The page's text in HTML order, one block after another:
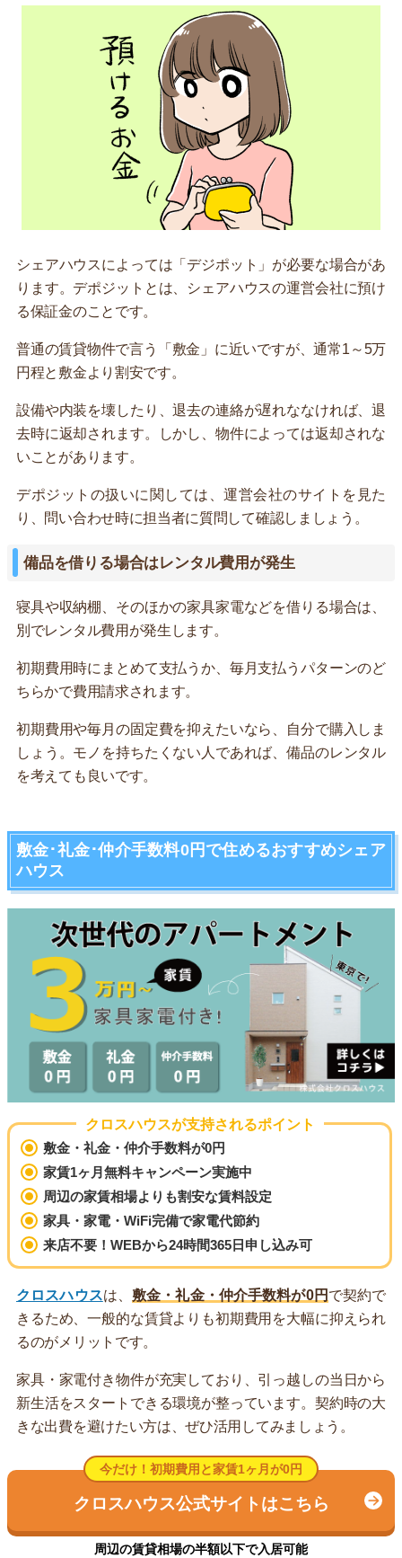
シェアハウスによっては「デジポット」が必要な場合があ
ります。デポジットとは、シェアハウスの運営会社に預け
る保証金のことです。
普通の賃貸物件で言う「敷金」に近いですが、通常1～5万
円程と敷金より割安です。
設備や内装を壊したり、退去の連絡が遅れななければ、退
去時に返却されます。しかし、物件によっては返却されな
いことがあります。
デポジットの扱いに関しては、運営会社のサイトを見た
り、問い合わせ時に担当者に質問して確認しましょう。
備品を借りる場合はレンタル費用が発生
寝具や収納棚、そのほかの家具家電などを借りる場合は、
別でレンタル費用が発生します。
初期費用時にまとめて支払うか、毎月支払うパターンのど
ちらかで費用請求されます。
初期費用や毎月の固定費を抑えたいなら、自分で購入しま
しょう。モノを持ちたくない人であれば、備品のレンタル
を考えても良いです。
敷金･礼金･仲介手数料0円で住めるおすすめシェア
ハウス
クロスハウスが支持されるポイント
敷金・礼金・仲介手数料が0円
家賃1ヶ月無料キャンペーン実施中
周辺の家賃相場よりも割安な賃料設定
家具・家電・WiFi完備で家電代節約
来店不要！WEBから24時間365日申し込み可
クロスハウスは、 敷金・礼金・仲介手数料が0円 で契約で
きるため、一般的な賃貸よりも初期費用を大幅に抑えられ
るのがメリットです。
家具・家電付き物件が充実しており、引っ越しの当日から
新生活をスタートできる環境が整っています。契約時の大
きな出費を避けたい方は、ぜひ活用してみましょう。
今だけ！初期費用と家賃1ヶ月が0円
クロスハウス公式サイトはこちら
周辺の賃貸相場の半額以下で入居可能